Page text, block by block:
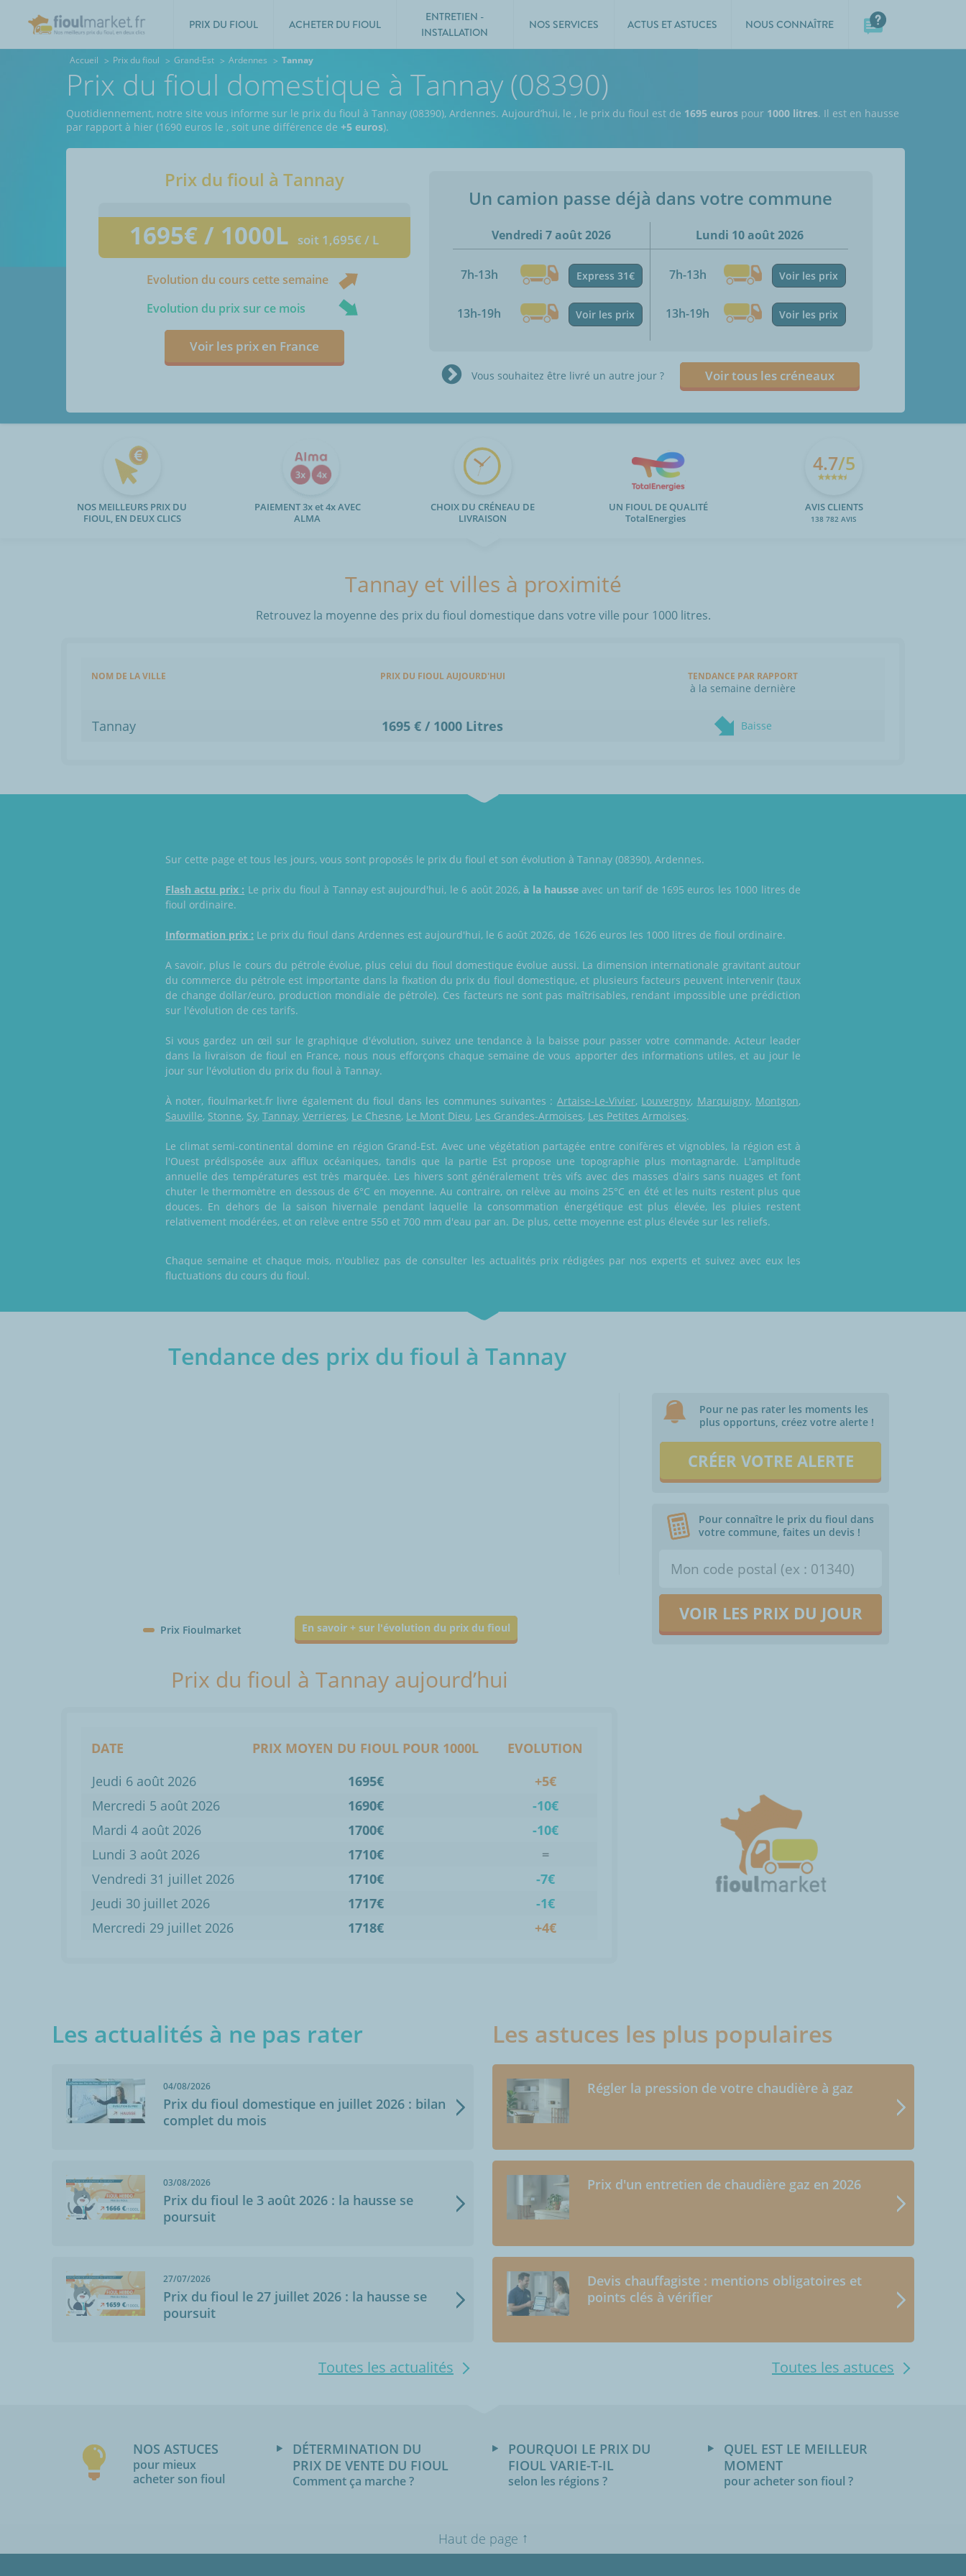
PRIX DU FIOUL ACHETER DU FIOUL
ENTRETIEN -
INSTALLATION
NOS SERVICES ACTUS ET ASTUCES NOUS CONNAÎTRE
Accueil Prix du fioul Grand-Est Ardennes Tannay
Prix du fioul domestique à Tannay (08390)
Quotidiennement, notre site vous informe sur le prix du fioul à Tannay (08390), Ardennes. Aujourd’hui, le , le prix du fioul est de 1695 euros pour 1000 litres. Il est en hausse
par rapport à hier (1690 euros le , soit une différence de +5 euros).
Prix du fioul à Tannay
1695€ / 1000L soit 1,695€ / L
Evolution du cours cette semaine
Evolution du prix sur ce mois
Voir les prix en France
Un camion passe déjà dans votre commune
Vendredi 7 août 2026
7h-13h Express 31€
13h-19h Voir les prix
Lundi 10 août 2026
7h-13h Voir les prix
13h-19h Voir les prix
Vous souhaitez être livré un autre jour ? Voir tous les créneaux
NOS MEILLEURS PRIX DU
FIOUL, EN DEUX CLICS
PAIEMENT 3x et 4x AVEC
ALMA
CHOIX DU CRÉNEAU DE
LIVRAISON
UN FIOUL DE QUALITÉ
TotalEnergies
4.7/5
AVIS CLIENTS
138 782 AVIS
Tannay et villes à proximité
Retrouvez la moyenne des prix du fioul domestique dans votre ville pour 1000 litres.
NOM DE LA VILLE PRIX DU FIOUL AUJOURD'HUI TENDANCE PAR RAPPORT
à la semaine dernière
Tannay 1695 € / 1000 Litres Baisse
Sur cette page et tous les jours, vous sont proposés le prix du fioul et son évolution à Tannay (08390), Ardennes.
Flash actu prix : Le prix du fioul à Tannay est aujourd'hui, le 6 août 2026,à la hausse avec un tarif de 1695 euros les 1000 litres de
fioul ordinaire.
Information prix : Le prix du fioul dans Ardennes est aujourd'hui, le 6 août 2026, de 1626 euros les 1000 litres de fioul ordinaire.
A savoir, plus le cours du pétrole évolue, plus celui du fioul domestique évolue aussi. La dimension internationale gravitant autour
du commerce du pétrole est importante dans la fixation du prix du fioul domestique, et plusieurs facteurs peuvent intervenir (taux
de change dollar/euro, production mondiale de pétrole). Ces facteurs ne sont pas maîtrisables, rendant impossible une prédiction
sur l'évolution de ces tarifs.
Si vous gardez un œil sur le graphique d'évolution, suivez une tendance à la baisse pour passer votre commande. Acteur leader
dans la livraison de fioul en France, nous nous efforçons chaque semaine de vous apporter des informations utiles, et au jour le
jour sur l'évolution du prix du fioul à Tannay.
À noter, fioulmarket.fr livre également du fioul dans les communes suivantes : Artaise-Le-Vivier, Louvergny, Marquigny, Montgon,
Sauville, Stonne, Sy, Tannay, Verrieres, Le Chesne, Le Mont Dieu, Les Grandes-Armoises, Les Petites Armoises.
Le climat semi-continental domine en région Grand-Est. Avec une végétation partagée entre conifères et vignobles, la région est à
l'Ouest prédisposée aux afflux océaniques, tandis que la partie Est propose une topographie plus montagnarde. L'amplitude
annuelle des températures est très marquée. Les hivers sont généralement très vifs avec des masses d'airs sans nuages et font
chuter le thermomètre en dessous de 6°C en moyenne. Au contraire, on relève au moins 25°C en été et les nuits restent plus que
douces. En dehors de la saison hivernale pendant laquelle la consommation énergétique est plus élevée, les pluies restent
relativement modérées, et on relève entre 550 et 700 mm d'eau par an. De plus, cette moyenne est plus élevée sur les reliefs.
Chaque semaine et chaque mois, n'oubliez pas de consulter les actualités prix rédigées par nos experts et suivez avec eux les
fluctuations du cours du fioul.
Tendance des prix du fioul à Tannay
Prix Fioulmarket En savoir + sur l'évolution du prix du fioul
Pour ne pas rater les moments les
plus opportuns, créez votre alerte !
CRÉER VOTRE ALERTE
Pour connaître le prix du fioul dans
votre commune, faites un devis !
VOIR LES PRIX DU JOUR
Prix du fioul à Tannay aujourd’hui
DATE PRIX MOYEN DU FIOUL POUR 1000L
EVOLUTION
Jeudi 6 août 2026
1695€
+5€
Mercredi 5 août 2026
1690€
-10€
Mardi 4 août 2026
1700€
-10€
Lundi 3 août 2026
1710€
=
Vendredi 31 juillet 2026
1710€
-7€
Jeudi 30 juillet 2026
1717€
-1€
Mercredi 29 juillet 2026
1718€ +4€
Les actualités à ne pas rater
04/08/2026
Prix du fioul domestique en juillet 2026 : bilan
complet du mois
03/08/2026
Prix du fioul le 3 août 2026 : la hausse se
poursuit
27/07/2026
Prix du fioul le 27 juillet 2026 : la hausse se
poursuit
Toutes les actualités
Les astuces les plus populaires
Régler la pression de votre chaudière à gaz
Prix d'un entretien de chaudière gaz en 2026
Devis chauffagiste : mentions obligatoires et
points clés à vérifier
Toutes les astuces
NOS ASTUCES
pour mieux
acheter son fioul
DÉTERMINATION DU
PRIX DE VENTE DU FIOUL
Comment ça marche ?
POURQUOI LE PRIX DU
FIOUL VARIE-T-IL
selon les régions ?
QUEL EST LE MEILLEUR
MOMENT
pour acheter son fioul ?
Haut de page ↑